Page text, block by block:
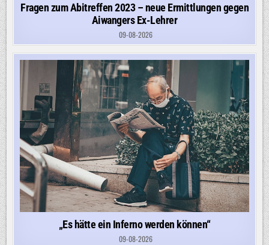
Fragen zum Abitreffen 2023 – neue Ermittlungen gegen
Aiwangers Ex-Lehrer
09-08-2026
„Es hätte ein Inferno werden können“
09-08-2026